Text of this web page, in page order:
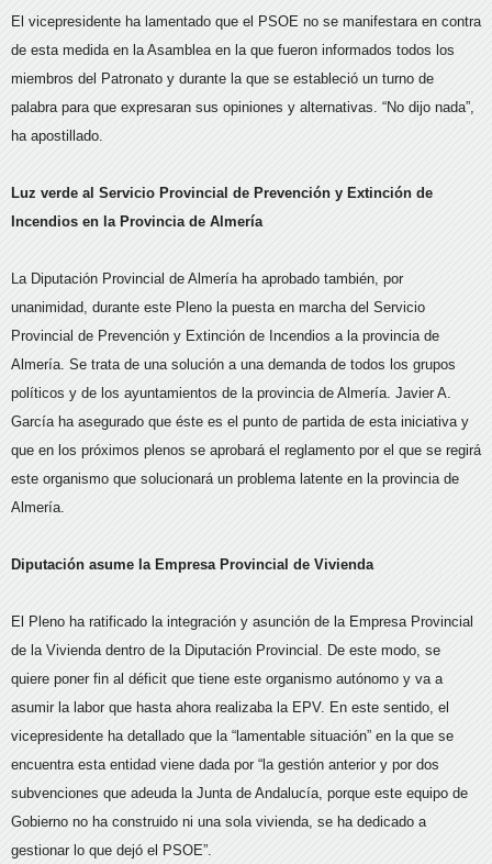
El vicepresidente ha lamentado que el PSOE no se manifestara en contra
de esta medida en la Asamblea en la que fueron informados todos los
miembros del Patronato y durante la que se estableció un turno de
palabra para que expresaran sus opiniones y alternativas. “No dijo nada”,
ha apostillado.
Luz verde al Servicio Provincial de Prevención y Extinción de
Incendios en la Provincia de Almería
La Diputación Provincial de Almería ha aprobado también, por
unanimidad, durante este Pleno la puesta en marcha del Servicio
Provincial de Prevención y Extinción de Incendios a la provincia de
Almería. Se trata de una solución a una demanda de todos los grupos
políticos y de los ayuntamientos de la provincia de Almería. Javier A.
García ha asegurado que éste es el punto de partida de esta iniciativa y
que en los próximos plenos se aprobará el reglamento por el que se regirá
este organismo que solucionará un problema latente en la provincia de
Almería.
Diputación asume la Empresa Provincial de Vivienda
El Pleno ha ratificado la integración y asunción de la Empresa Provincial
de la Vivienda dentro de la Diputación Provincial. De este modo, se
quiere poner fin al déficit que tiene este organismo autónomo y va a
asumir la labor que hasta ahora realizaba la EPV. En este sentido, el
vicepresidente ha detallado que la “lamentable situación” en la que se
encuentra esta entidad viene dada por “la gestión anterior y por dos
subvenciones que adeuda la Junta de Andalucía, porque este equipo de
Gobierno no ha construido ni una sola vivienda, se ha dedicado a
gestionar lo que dejó el PSOE”.